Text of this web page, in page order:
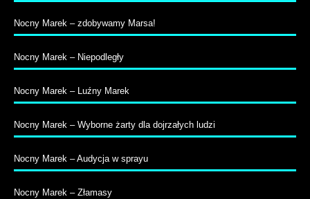
Nocny Marek – zdobywamy Marsa!
Nocny Marek – Niepodległy
Nocny Marek – Luźny Marek
Nocny Marek – Wyborne żarty dla dojrzałych ludzi
Nocny Marek – Audycja w sprayu
Nocny Marek – Złamasy